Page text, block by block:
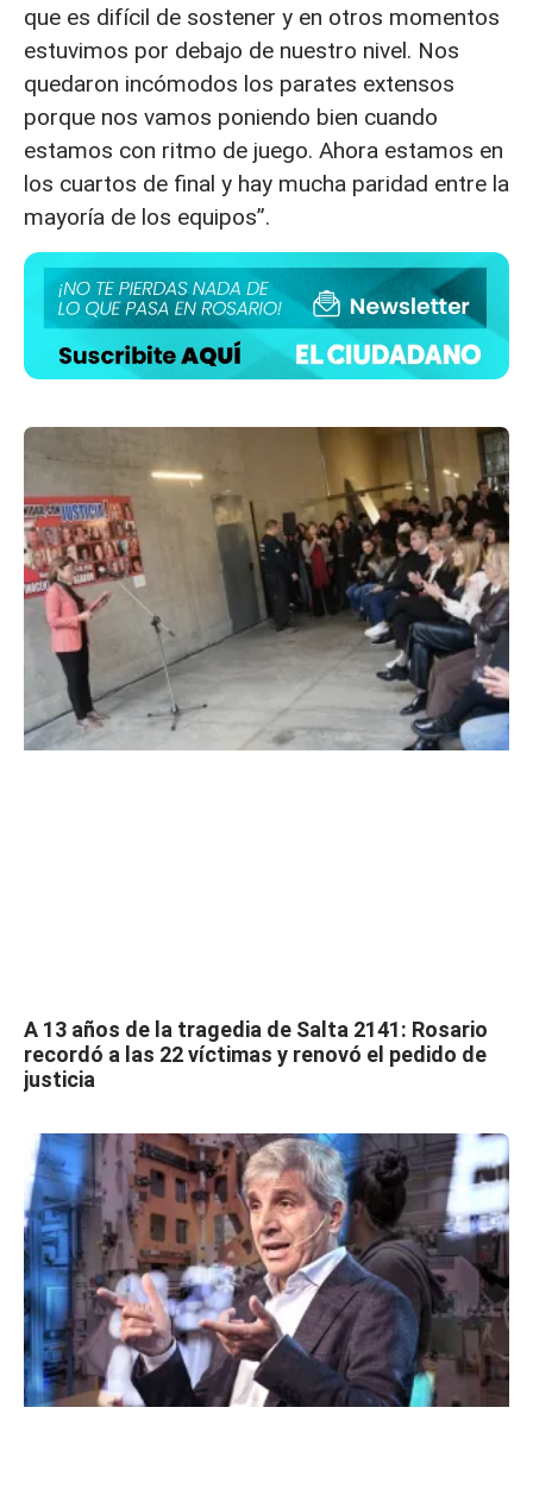
que es difícil de sostener y en otros momentos
estuvimos por debajo de nuestro nivel. Nos
quedaron incómodos los parates extensos
porque nos vamos poniendo bien cuando
estamos con ritmo de juego. Ahora estamos en
los cuartos de final y hay mucha paridad entre la
mayoría de los equipos”.
A 13 años de la tragedia de Salta 2141: Rosario
recordó a las 22 víctimas y renovó el pedido de
justicia